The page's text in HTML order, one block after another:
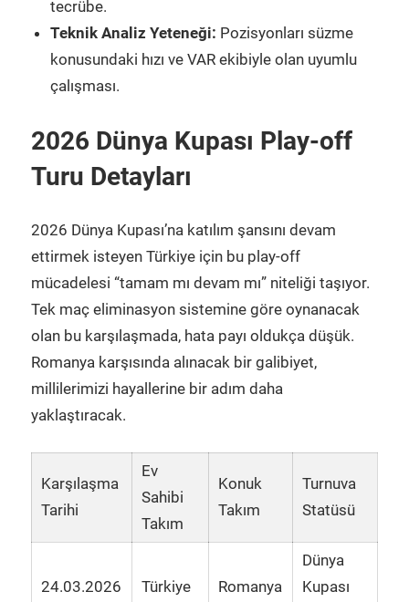
tecrübe.
Teknik Analiz Yeteneği: Pozisyonları süzme
konusundaki hızı ve VAR ekibiyle olan uyumlu
çalışması.
2026 Dünya Kupası Play-off
Turu Detayları
2026 Dünya Kupası’na katılım şansını devam
ettirmek isteyen Türkiye için bu play-off
mücadelesi “tamam mı devam mı” niteliği taşıyor.
Tek maç eliminasyon sistemine göre oynanacak
olan bu karşılaşmada, hata payı oldukça düşük.
Romanya karşısında alınacak bir galibiyet,
millilerimizi hayallerine bir adım daha
yaklaştıracak.
Karşılaşma
Tarihi
Ev
Sahibi
Takım
Konuk
Takım
Turnuva
Statüsü
24.03.2026 Türkiye Romanya
Dünya
Kupası